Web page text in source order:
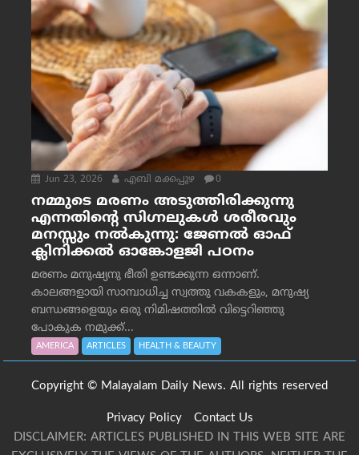
Jun 23, 2026 എബി മക്കപ്പുഴ 0
നമ്മുടെ മരണം അടുത്തിരിക്കുന്നു
എന്നതിന്റെ സിഗ്നലുകൾ ശരീരവും
മനസ്സും നല്‍കുന്നു: ജേണല്‍ ഓഫ്
ക്ലിനിക്കല്‍ ഓങ്കോളജി പഠനം
മരണം മനുഷ്യനു ഭീതി ഉണ്ടക്കുന്ന ഒന്നാണ്.
കാലങ്ങളായി സാമ്പാധിച്ച സ്വത്തു വകകളും, മനുഷ്യ
ബന്ധങ്ങളെയും ഒരു നിമിഷത്തിൽ വിട്ടെറിഞ്ഞു
പോകുക നമുക്ക്...
AMERICA ARTICLES HEALTH & BEAUTY
Copyright © Malayalam Daily News. All rights reserved
Privacy Policy
Contact Us
DISCLAIMER: ARTICLES PUBLISHED IN THIS WEB SITE ARE